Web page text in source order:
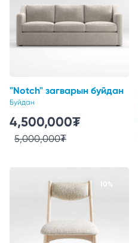
"Notch" загварын буйдан
Буйдан
4,500,000₮
5,000,000₮
10%